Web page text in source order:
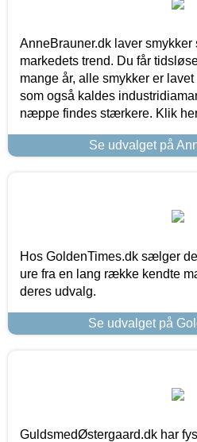
AnneBrauner.dk laver smykker
markedets trend. Du får
mange år, alle smykker er
som også kaldes
næppe findes stærkere. Klik
Se udvalget på
Hos GoldenTimes.dk sælger
ure fra en lang række kendte
deres udvalg.
Se udvalget på
GuldsmedØstergaard.dk har